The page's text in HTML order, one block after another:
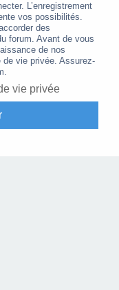
L’enregistrement
vos possibilités.
des
forum. Avant de vous
de nos
de vie privée. Assurez-
vie privée